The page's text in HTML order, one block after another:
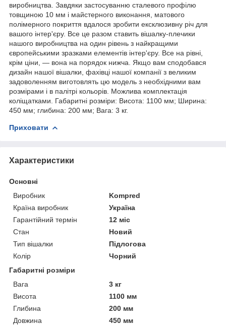
виробництва. Завдяки застосуванню сталевого профілю
товщиною 10 мм і майстерного виконання, матового
полімерного покриття вдалося зробити ексклюзивну річ для
вашого інтер'єру. Все це разом ставить вішалку-плечики
нашого виробництва на один рівень з найкращими
європейськими зразками елементів інтер'єру. Все на рівні,
крім ціни, — вона на порядок нижча. Якщо вам сподобався
дизайн нашої вішалки, фахівці нашої компанії з великим
задоволенням виготовлять цю модель з необхідними вам
розмірами і в палітрі кольорів. Можлива комплектація
коліщатками. Габаритні розміри: Висота: 1100 мм; Ширина:
450 мм; глибина: 200 мм; Вага: 3 кг.
Приховати
Характеристики
Основні
Виробник
Kompred
Країна виробник
Україна
Гарантійний термін
12 міс
Стан
Новий
Тип вішалки
Підлогова
Колір
Чорний
Габаритні розміри
Вага
3 кг
Висота
1100 мм
Глибина
200 мм
Довжина
450 мм